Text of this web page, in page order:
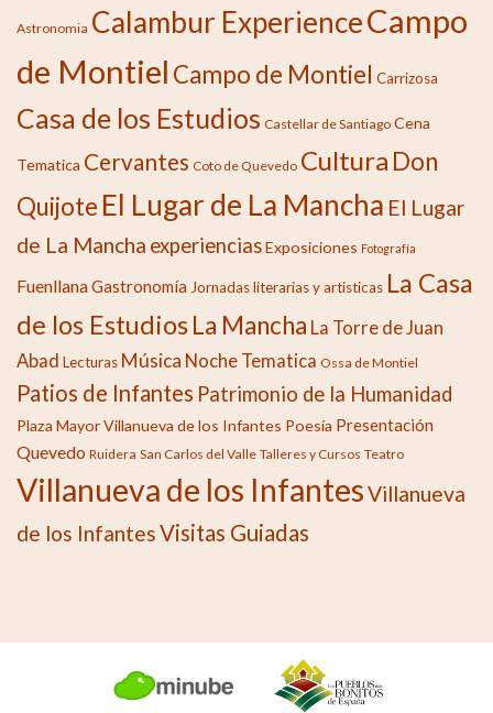
Astronomia Calambur ExperienceCampo
de Montiel Campo de Montiel Carrizosa
Casa de los Estudios Castellar de Santiago Cena
Tematica Cervantes Coto de Quevedo Cultura Don
Quijote El Lugar de La Mancha El Lugar
de La Mancha experienciasExposiciones Fotografía
FuenllanaGastronomía Jornadas literarias y artisticas La Casa
de los EstudiosLa Mancha La Torre de Juan
Abad Lecturas Música Noche Tematica Ossa de Montiel
Patios de Infantes Patrimonio de la Humanidad
Plaza Mayor Villanueva de los Infantes Poesía Presentación
Quevedo Ruidera San Carlos del Valle Talleres y Cursos Teatro
Villanueva de los InfantesVillanueva
de los InfantesVisitas Guiadas